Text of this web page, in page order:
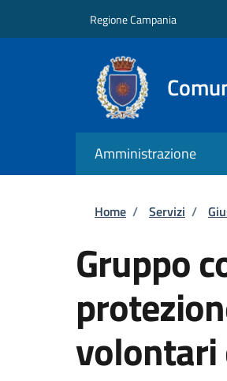
Regione Campania
Amministrazione
Briciole
Home / Servizi /
Gruppo
volontari